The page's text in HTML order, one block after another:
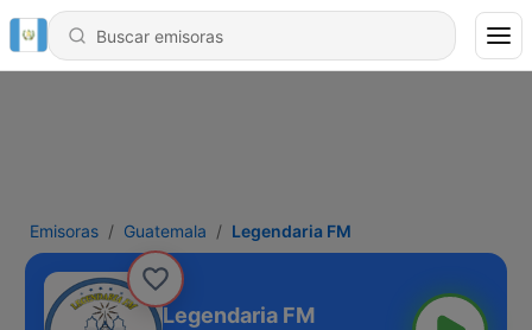
Emisoras Guatemala Legendaria FM
Legendaria FM